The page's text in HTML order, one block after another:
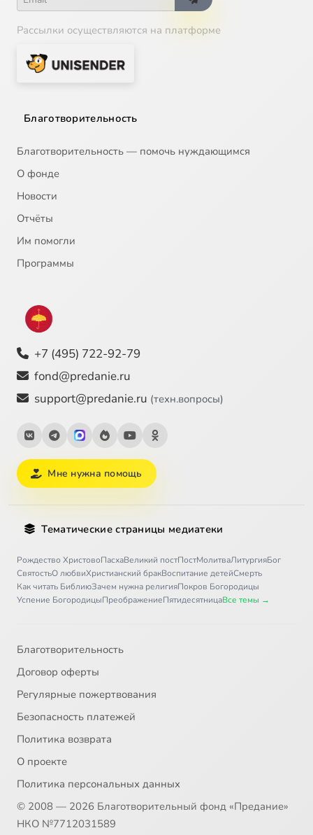
Рассылки осуществляются на платформе
Благотворительность
Благотворительность — помочь нуждающимся
О фонде
Новости
Отчёты
Им помогли
Программы
+7 (495) 722-92-79
fond@predanie.ru
support@predanie.ru (техн.вопросы)
Мне нужна помощь
Тематические страницы медиатеки
Рождество ХристовоПасхаВеликий постПостМолитваЛитургияБог
СвятостьО любвиХристианский бракВоспитание детейСмерть
Как читать БиблиюЗачем нужна религияПокров Богородицы
Успение БогородицыПреображениеПятидесятницаВсе темы →
Благотворительность
Договор оферты
Регулярные пожертвования
Безопасность платежей
Политика возврата
О проекте
Политика персональных данных
© 2008 — 2026 Благотворительный фонд «Предание»
НКО №7712031589